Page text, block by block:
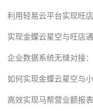
利用轻易云平台实现旺
实现金蝶云星空与旺店
如何实现金蝶云星空与
高效实现马帮营业额报